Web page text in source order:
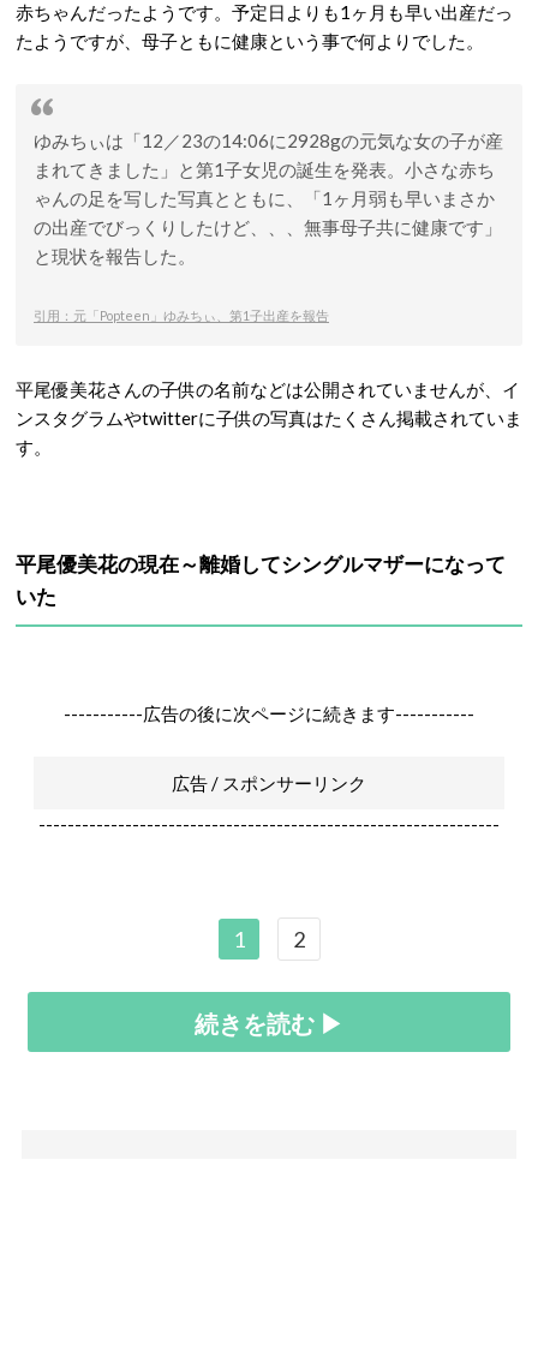
赤ちゃんだったようです。予定日よりも1ヶ月も早い出産だっ
たようですが、母子ともに健康という事で何よりでした。
ゆみちぃは「12／23の14:06に2928gの元気な女の子が産
まれてきました」と第1子女児の誕生を発表。小さな赤ち
ゃんの足を写した写真とともに、「1ヶ月弱も早いまさか
の出産でびっくりしたけど、、、無事母子共に健康です」
と現状を報告した。
引用：元「Popteen」ゆみちぃ、第1子出産を報告
平尾優美花さんの子供の名前などは公開されていませんが、イ
ンスタグラムやtwitterに子供の写真はたくさん掲載されていま
す。
平尾優美花の現在～離婚してシングルマザーになって
いた
-----------広告の後に次ページに続きます-----------
広告 / スポンサーリンク
----------------------------------------------------------------
1 2
続きを読む ▶